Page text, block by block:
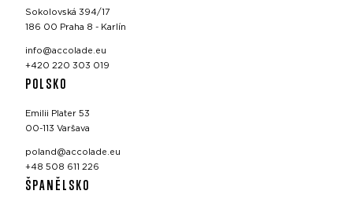
Sokolovská 394/17
186 00 Praha 8 - Karlín
info@accolade.eu
+420 220 303 019
POLSKO
Emilii Plater 53
00-113 Varšava
poland@accolade.eu
+48 508 611 226
ŠPANĚLSKO